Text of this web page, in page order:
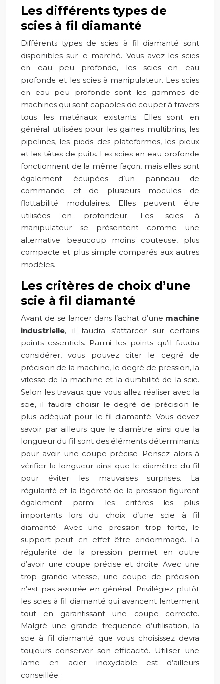
Les différents types de
scies à fil diamanté
Différents types de scies à fil diamanté sont
disponibles sur le marché. Vous avez les scies
en eau peu profonde, les scies en eau
profonde et les scies à manipulateur. Les scies
en eau peu profonde sont les gammes de
machines qui sont capables de couper à travers
tous les matériaux existants. Elles sont en
général utilisées pour les gaines multibrins, les
pipelines, les pieds des plateformes, les pieux
et les têtes de puits. Les scies en eau profonde
fonctionnent de la même façon, mais elles sont
également équipées d’un panneau de
commande et de plusieurs modules de
flottabilité modulaires. Elles peuvent être
utilisées en profondeur. Les scies à
manipulateur se présentent comme une
alternative beaucoup moins couteuse, plus
compacte et plus simple comparés aux autres
modèles.
Les critères de choix d’une
scie à fil diamanté
Avant de se lancer dans l’achat d’une machine
industrielle, il faudra s’attarder sur certains
points essentiels. Parmi les points qu’il faudra
considérer, vous pouvez citer le degré de
précision de la machine, le degré de pression, la
vitesse de la machine et la durabilité de la scie.
Selon les travaux que vous allez réaliser avec la
scie, il faudra choisir le degré de précision le
plus adéquat pour le fil diamanté. Vous devez
savoir par ailleurs que le diamètre ainsi que la
longueur du fil sont des éléments déterminants
pour avoir une coupe précise. Pensez alors à
vérifier la longueur ainsi que le diamètre du fil
pour éviter les mauvaises surprises. La
régularité et la légèreté de la pression figurent
également parmi les critères les plus
importants lors du choix d’une scie à fil
diamanté. Avec une pression trop forte, le
support peut en effet être endommagé. La
régularité de la pression permet en outre
d’avoir une coupe précise et droite. Avec une
trop grande vitesse, une coupe de précision
n’est pas assurée en général. Privilégiez plutôt
les scies à fil diamanté qui avancent lentement
tout en garantissant une coupe correcte.
Malgré une grande fréquence d’utilisation, la
scie à fil diamanté que vous choisissez devra
toujours conserver son efficacité. Utiliser une
lame en acier inoxydable est d’ailleurs
conseillée.